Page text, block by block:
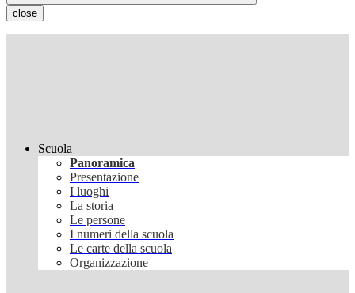
close
Scuola
Panoramica
Presentazione
I luoghi
La storia
Le persone
I numeri della scuola
Le carte della scuola
Organizzazione